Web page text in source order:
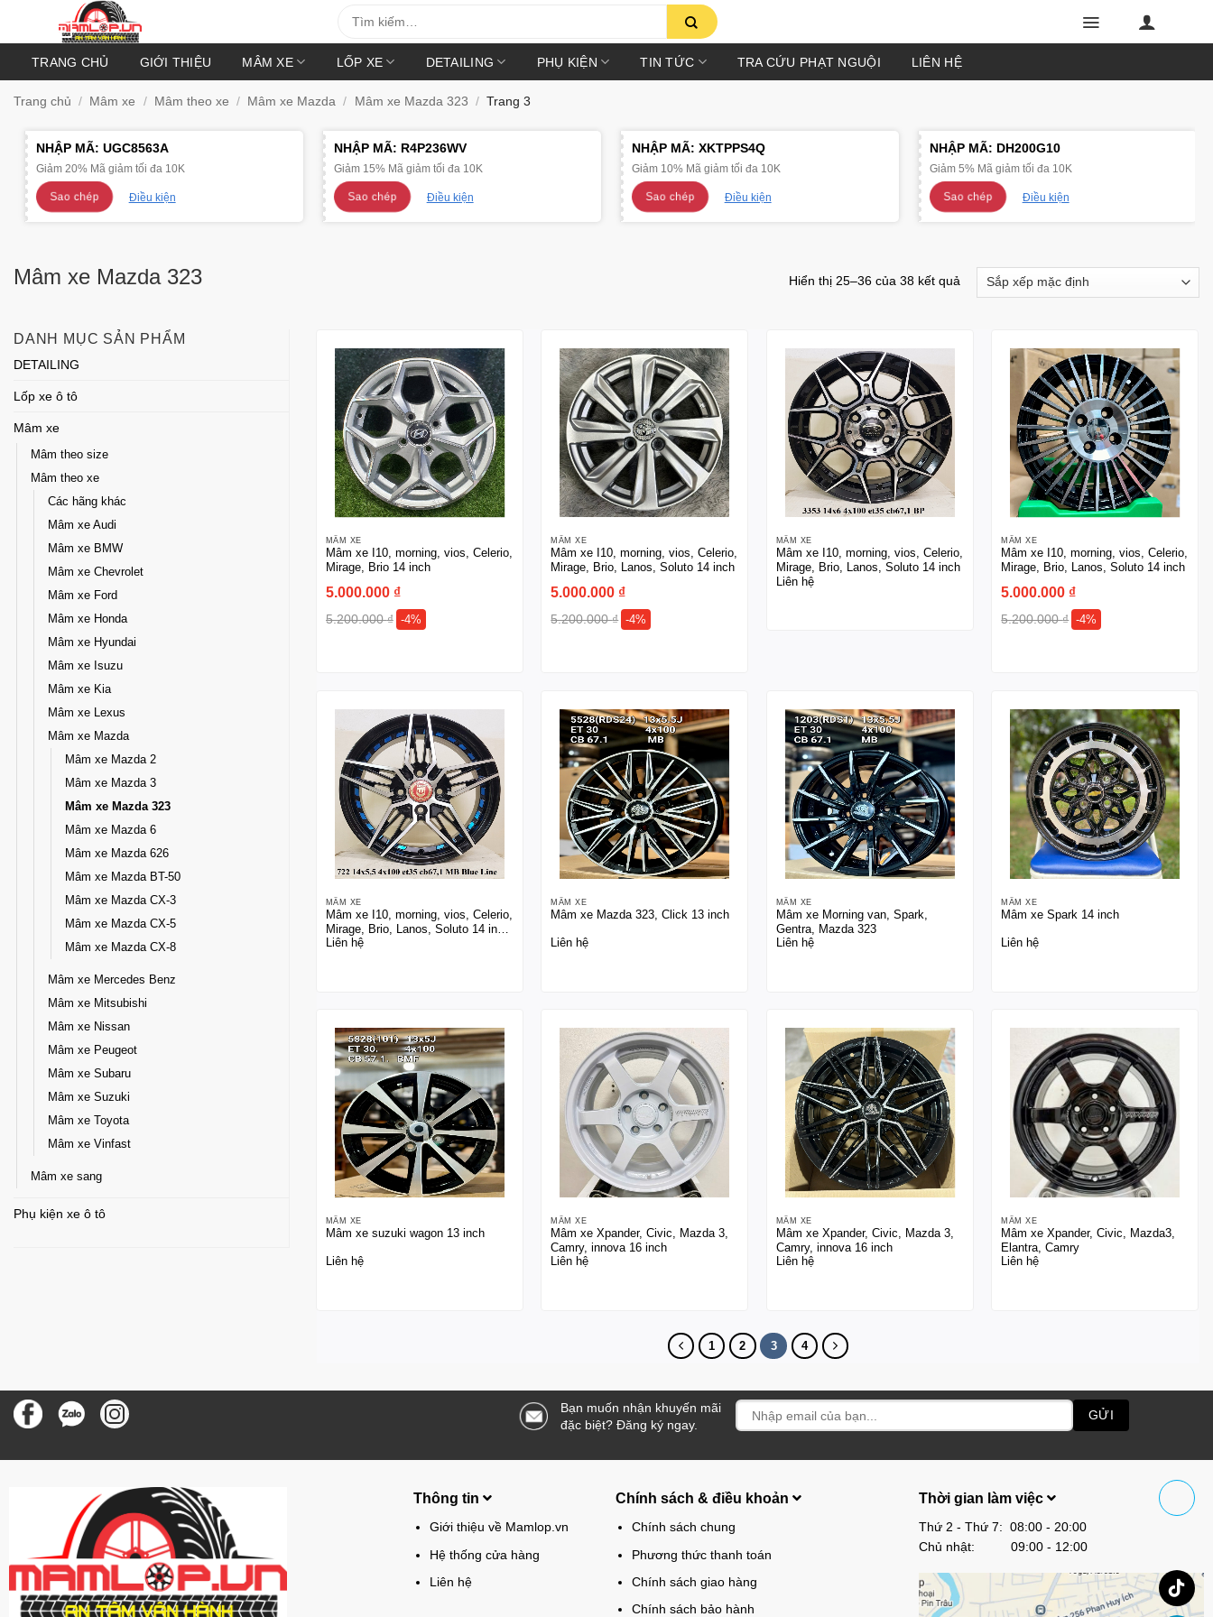
kiếm:
TRANG CHỦ GIỚI THIỆU MÂM XE LỐP XE DETAILING PHỤ KIỆN TIN TỨC TRA CỨU PHẠT NGUỘI LIÊN HỆ
Trang chủ / Mâm xe / Mâm theo xe / Mâm xe Mazda / Mâm xe Mazda 323 / Trang 3
NHẬP MÃ: UGC8563A
Giảm 20% Mã giảm tối đa 10K
Sao chép Điều kiện
NHẬP MÃ: R4P236WV
Giảm 15% Mã giảm tối đa 10K
Sao chép Điều kiện
NHẬP MÃ: XKTPPS4Q
Giảm 10% Mã giảm tối đa 10K
Sao chép Điều kiện
NHẬP MÃ: DH200G10
Giảm 5% Mã giảm tối đa 10K
Sao chép Điều kiện
Mâm xe Mazda 323 Hiển thị 25–36 của 38 kết quả
DANH MỤC SẢN PHẨM
DETAILING
Lốp xe ô tô
Mâm xe
Mâm theo size
Mâm theo xe
Các hãng khác
Mâm xe Audi
Mâm xe BMW
Mâm xe Chevrolet
Mâm xe Ford
Mâm xe Honda
Mâm xe Hyundai
Mâm xe Isuzu
Mâm xe Kia
Mâm xe Lexus
Mâm xe Mazda
Mâm xe Mazda 2
Mâm xe Mazda 3
Mâm xe Mazda 323
Mâm xe Mazda 6
Mâm xe Mazda 626
Mâm xe Mazda BT-50
Mâm xe Mazda CX-3
Mâm xe Mazda CX-5
Mâm xe Mazda CX-8
Mâm xe Mercedes Benz
Mâm xe Mitsubishi
Mâm xe Nissan
Mâm xe Peugeot
Mâm xe Subaru
Mâm xe Suzuki
Mâm xe Toyota
Mâm xe Vinfast
Mâm xe sang
Phụ kiện xe ô tô
MÂM XE
Mâm xe I10, morning, vios, Celerio,
Mirage, Brio 14 inch
5.000.000 ₫
5.200.000₫ -4%
MÂM XE
Mâm xe I10, morning, vios, Celerio,
Mirage, Brio, Lanos, Soluto 14 inch
5.000.000 ₫
5.200.000₫ -4%
MÂM XE
Mâm xe I10, morning, vios, Celerio,
Mirage, Brio, Lanos, Soluto 14 inch
Liên hệ
MÂM XE
Mâm xe I10, morning, vios, Celerio,
Mirage, Brio, Lanos, Soluto 14 inch
5.000.000 ₫
5.200.000₫ -4%
MÂM XE
Mâm xe I10, morning, vios, Celerio,
Mirage, Brio, Lanos, Soluto 14 inch
màu xanh
Liên hệ
MÂM XE
Mâm xe Mazda 323, Click 13 inch
Liên hệ
MÂM XE
Mâm xe Morning van, Spark,
Gentra, Mazda 323
Liên hệ
MÂM XE
Mâm xe Spark 14 inch
Liên hệ
MÂM XE
Mâm xe suzuki wagon 13 inch
Liên hệ
MÂM XE
Mâm xe Xpander, Civic, Mazda 3,
Camry, innova 16 inch
Liên hệ
MÂM XE
Mâm xe Xpander, Civic, Mazda 3,
Camry, innova 16 inch
Liên hệ
MÂM XE
Mâm xe Xpander, Civic, Mazda3,
Elantra, Camry
Liên hệ
1 2 3 4
Bạn muốn nhận khuyến mãi
đặc biệt? Đăng ký ngay.
Thông tin
Giới thiệu về Mamlop.vn
Hệ thống cửa hàng
Liên hệ
Chính sách & điều khoản
Chính sách chung
Phương thức thanh toán
Chính sách giao hàng
Chính sách bảo hành
Thời gian làm việc
Thứ 2 - Thứ 7: 08:00 - 20:00
Chủ nhật: 09:00 - 12:00